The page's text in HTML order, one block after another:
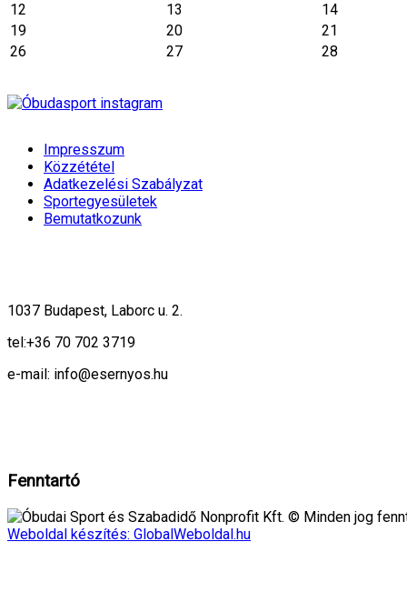
12
13
14
19
20
21
26
27 28
Impresszum
Közzététel
Adatkezelési Szabályzat
Sportegyesületek
Bemutatkozunk
1037 Budapest, Laborc u. 2.
tel:+36 70 702 3719
e-mail: info@esernyos.hu
Fenntartó
Óbudai Sport és Szabadidő Nonprofit Kft. © Minden jog
Weboldal készítés: GlobalWeboldal.hu